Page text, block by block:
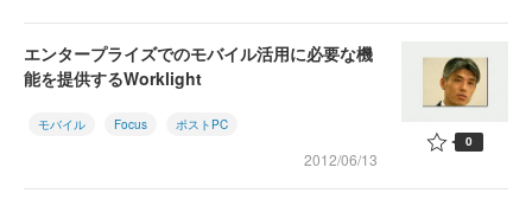
エンタープライズでのモバイル活用に必要な機
能を提供するWorklight
モバイル Focus ポストPC
2012/06/13
0